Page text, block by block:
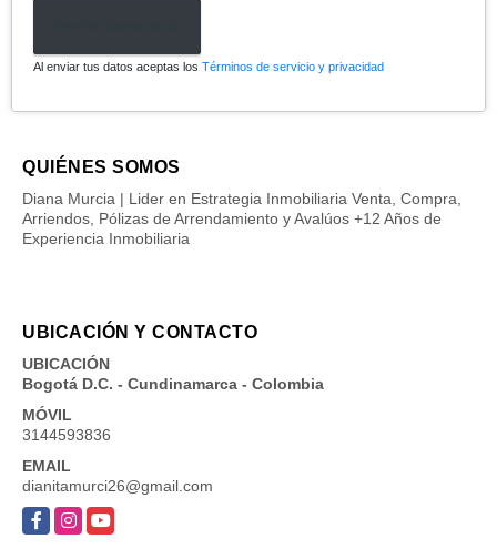
Al enviar tus datos aceptas los Términos de servicio y privacidad
QUIÉNES SOMOS
Diana Murcia | Lider en Estrategia Inmobiliaria Venta, Compra,
Arriendos, Pólizas de Arrendamiento y Avalúos +12 Años de
Experiencia Inmobiliaria
UBICACIÓN Y CONTACTO
UBICACIÓN
Bogotá D.C. - Cundinamarca - Colombia
MÓVIL
3144593836
EMAIL
dianitamurci26@gmail.com
Facebook
InstagramYouTube